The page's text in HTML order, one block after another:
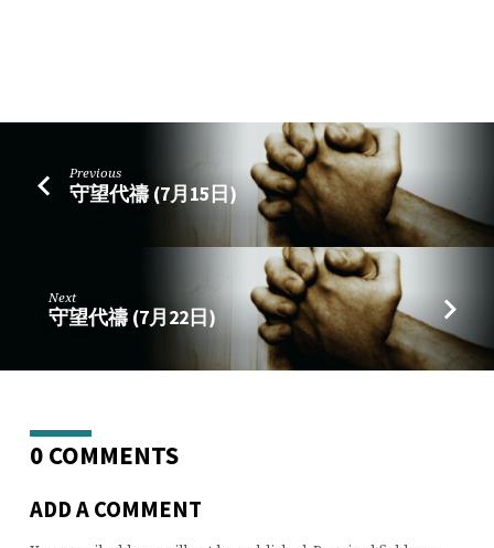
Previous
守望代禱 (7月15日)
Next
守望代禱 (7月22日)
0 COMMENTS
ADD A COMMENT